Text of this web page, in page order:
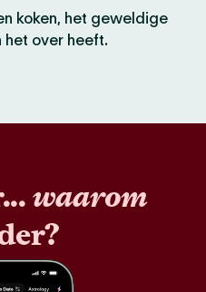
koken, het geweldige
over heeft.
waarom